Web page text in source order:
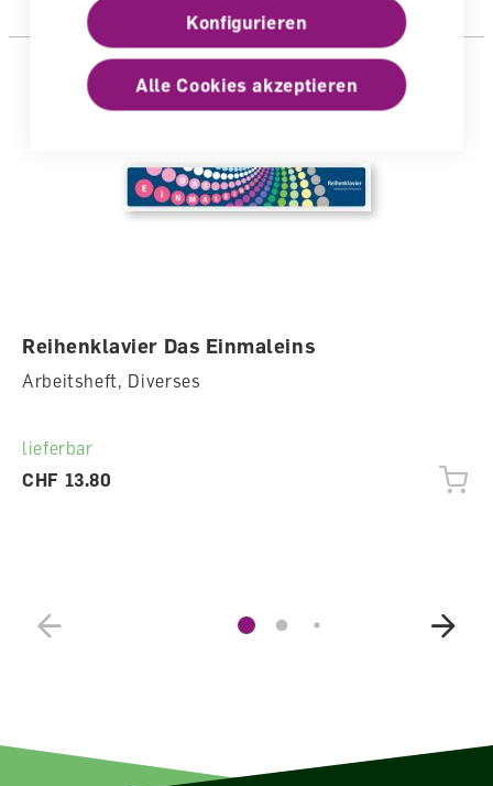
Reihenklavier Das Einmaleins
Arbeitsheft, Diverses
lieferbar
CHF 13.80
Konfigurieren
Alle Cookies akzeptieren